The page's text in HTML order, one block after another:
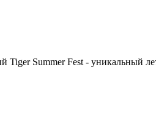
Tiger Summer Fest -